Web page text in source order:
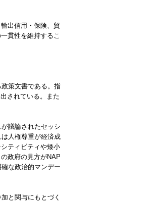
出信用・保険、貿
貫性を維持するこ
策文書である。指
されている。また
議論されたセッシ
人権尊重が経済成
ティビティや矮小
政府の見方がNAP
な政治的マンデー
と関与にもとづく